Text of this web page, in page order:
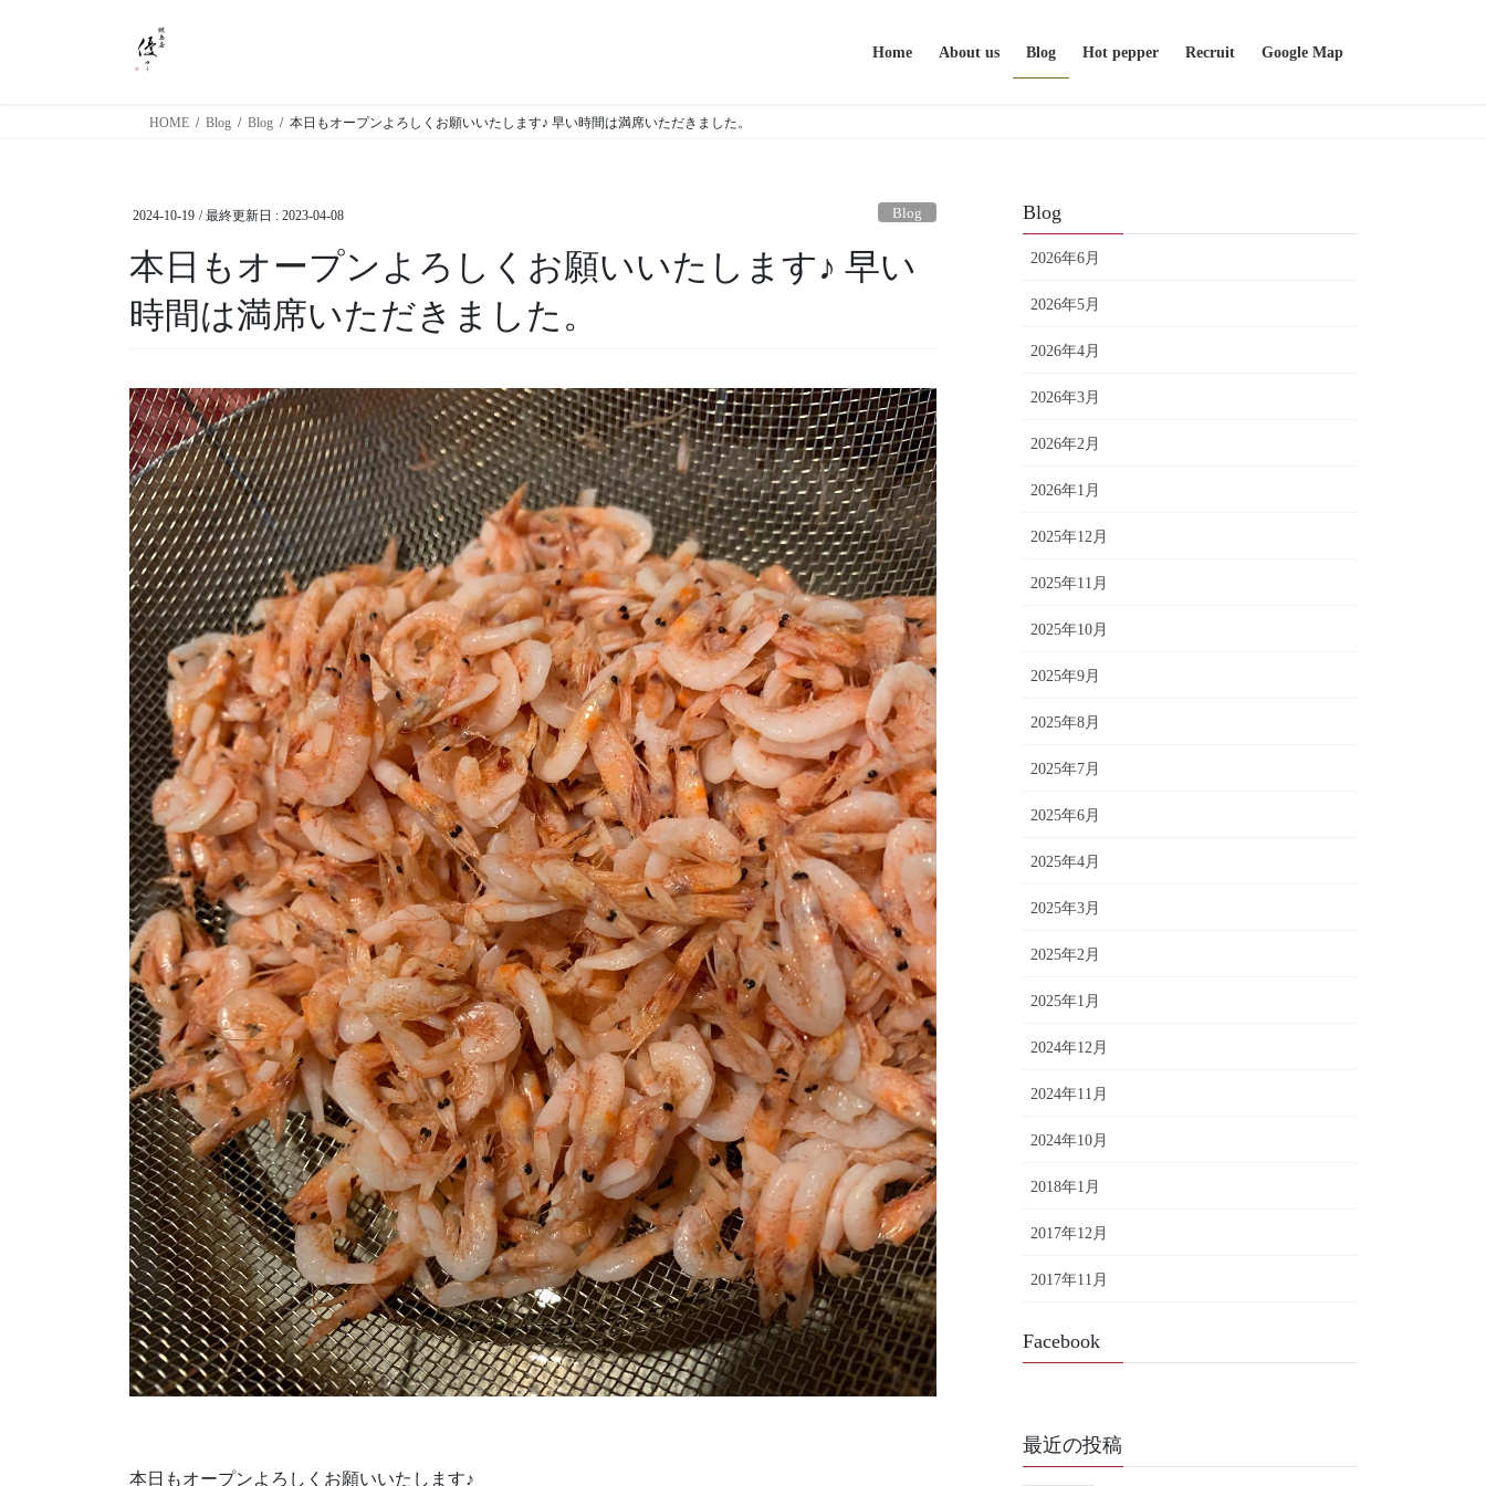
Home About us Blog Hot pepper Recruit Google Map
HOME Blog Blog 本日もオープンよろしくお願いいたします♪ 早い時間は満席いただきました。
2024-10-19 / 最終更新日 : 2023-04-08 Blog
本日もオープンよろしくお願いいたします♪ 早い
時間は満席いただきました。
本日もオープンよろしくお願いいたします♪
Blog
2026年6月
2026年5月
2026年4月
2026年3月
2026年2月
2026年1月
2025年12月
2025年11月
2025年10月
2025年9月
2025年8月
2025年7月
2025年6月
2025年4月
2025年3月
2025年2月
2025年1月
2024年12月
2024年11月
2024年10月
2018年1月
2017年12月
2017年11月
Facebook
最近の投稿